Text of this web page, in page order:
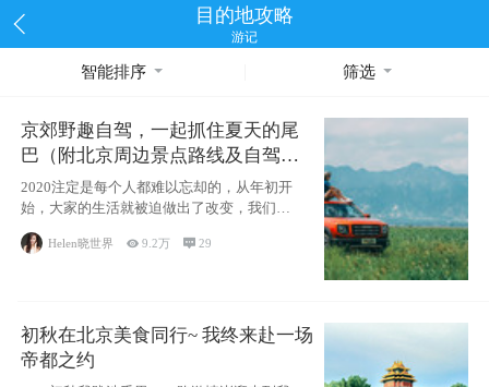
目的地攻略
游记
智能排序 筛选
京郊野趣自驾，一起抓住夏天的尾
巴（附北京周边景点路线及自驾攻
略）
2020注定是每个人都难以忘却的，从年初开
始，大家的生活就被迫做出了改变，我们也
不例外。本来双双辞职是为
Helen晓世界 9.2万 29
初秋在北京美食同行~ 我终来赴一场
帝都之约